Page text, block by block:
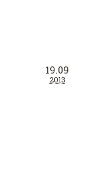
19.09
2013